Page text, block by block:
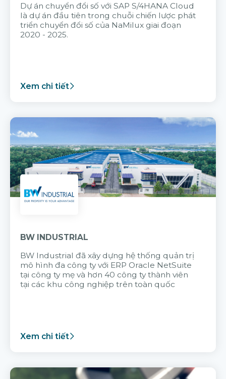
Dự án chuyển đổi số với SAP S/4HANA Cloud
là dự án đầu tiên trong chuỗi chiến lược phát
triển chuyển đổi số của NaMilux giai đoạn
2020 - 2025.
Xem chi tiết
BW INDUSTRIAL
BW Industrial đã xây dựng hệ thống quản trị
mô hình đa công ty với ERP Oracle NetSuite
tại công ty mẹ và hơn 40 công ty thành viên
tại các khu công nghiệp trên toàn quốc
Xem chi tiết